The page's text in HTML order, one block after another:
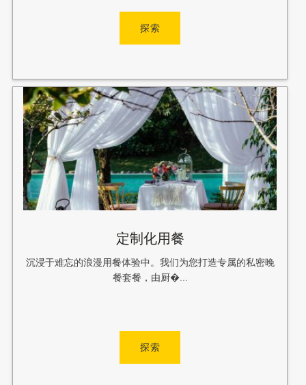
探索
定制化用餐
沉浸于难忘的浪漫用餐体验中。我们为您打造专属的私密晚
餐套餐，由厨�...
探索